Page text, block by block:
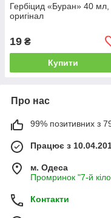
Гербіцид «Буран» 40 мл,
оригінал
19 ₴
Купити
Про нас
99% позитивних з
Працює з
м. Одеса
Промринок "7-й
Контакти